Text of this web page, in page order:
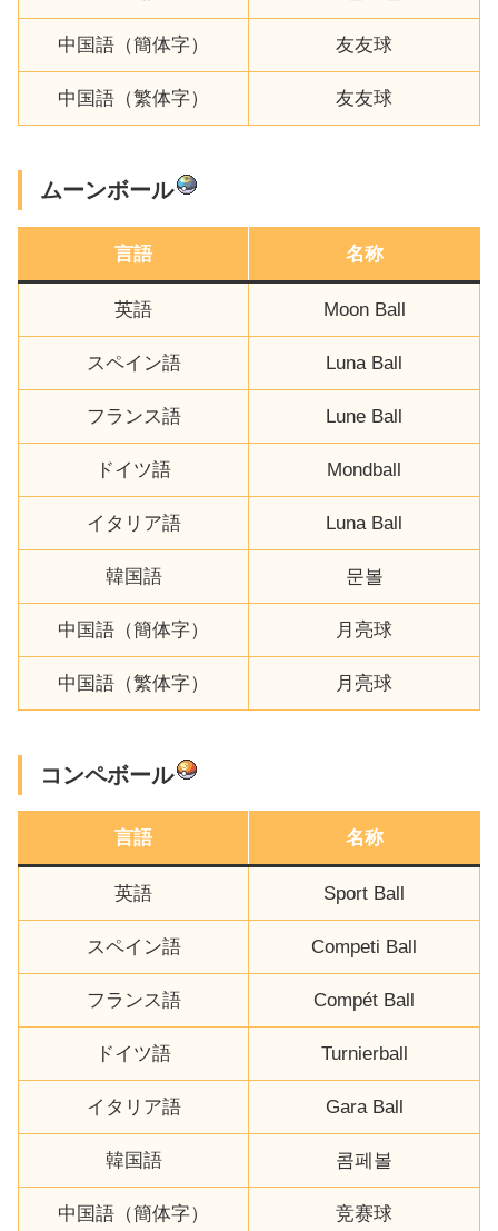
中国語（簡体字） 友友球
中国語（繁体字） 友友球
ムーンボール
言語 名称
英語 Moon Ball
スペイン語 Luna Ball
フランス語 Lune Ball
ドイツ語 Mondball
イタリア語 Luna Ball
韓国語 문볼
中国語（簡体字） 月亮球
中国語（繁体字） 月亮球
コンペボール
言語 名称
英語 Sport Ball
スペイン語 Competi Ball
フランス語 Compét Ball
ドイツ語 Turnierball
イタリア語 Gara Ball
韓国語 콤페볼
中国語（簡体字） 竞赛球